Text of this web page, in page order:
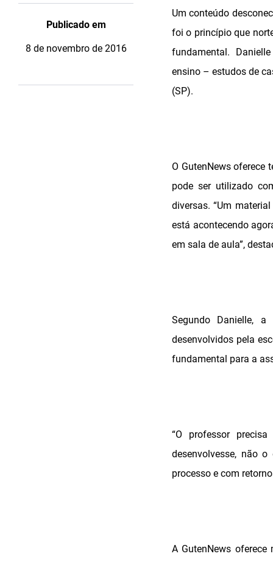
Publicado em
8 de novembro de 2016
Um conteúdo
foi o princípio que
fundamental.
ensino – estudos de
(SP).
O GutenNews
pode ser utilizado
diversas. “Um
está acontecendo
em sala de aula”,
Segundo Danielle,
desenvolvidos pela
fundamental para a
“O professor
desenvolvesse, não
processo e com
A GutenNews